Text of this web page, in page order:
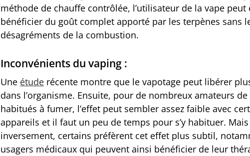
méthode de chauffe contrôlée, l’utilisateur de la vape peut
bénéficier du goût complet apporté par les terpènes sans
désagréments de la combustion.
Inconvénients du vaping :
Une étuderécente montre que le vapotage peut libérer
dans l’organisme. Ensuite, pour de nombreux amateurs
habitués à fumer, l’effet peut sembler assez faible avec
appareils et il faut un peu de temps pour s’y habituer. Mais
inversement, certains préfèrent cet effet plus subtil,
usagers médicaux qui peuvent ainsi bénéficier de leur